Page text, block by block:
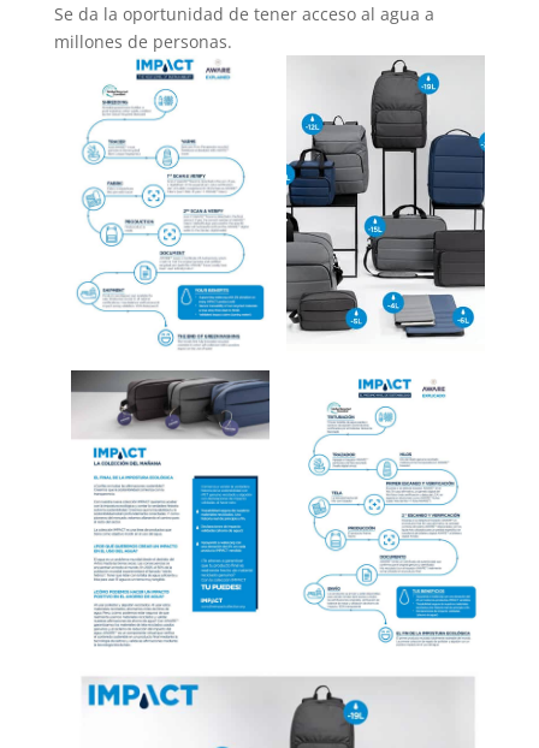
Se da la oportunidad de tener acceso al agua a
millones de personas.